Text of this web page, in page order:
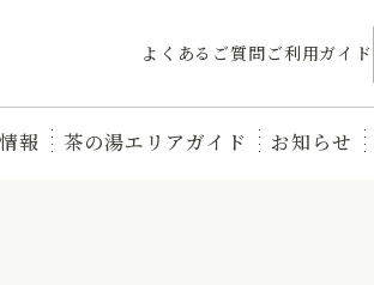
よくあるご質問ご利用ガイド
報 茶の湯エリアガイド お知らせ